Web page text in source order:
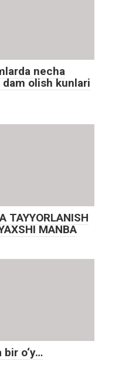
necha
dam olish kunlari
TAYYORLANISH
MANBA
bir o‘y…